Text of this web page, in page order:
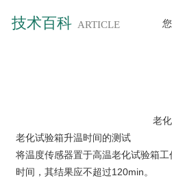
技术百科 ARTICLE
老化试验箱可以
老化试验箱升温时间的测试
将温度传感器置于高温老化试验箱
时间，其结果应不超过120min。